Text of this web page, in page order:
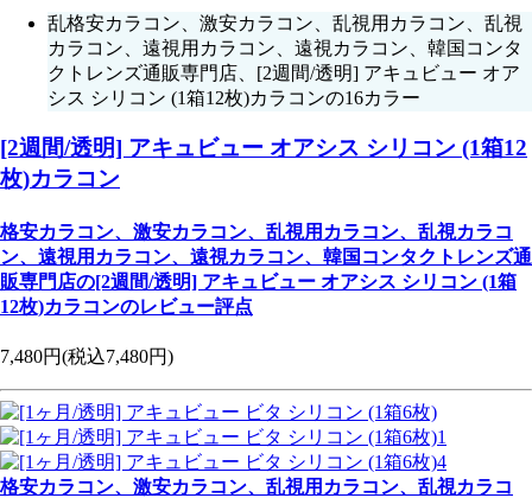
乱格安カラコン、激安カラコン、乱視用カラコン、乱視
カラコン、遠視用カラコン、遠視カラコン、韓国コンタ
クトレンズ通販専門店、[2週間/透明] アキュビュー オア
シス シリコン (1箱12枚)カラコンの16カラー
[2週間/透明] アキュビュー オアシス シリコン (1箱12
枚)カラコン
格安カラコン、激安カラコン、乱視用カラコン、乱視カラコ
ン、遠視用カラコン、遠視カラコン、韓国コンタクトレンズ通
販専門店の[2週間/透明] アキュビュー オアシス シリコン (1箱
12枚)カラコンのレビュー評点
7,480円(税込7,480円)
格安カラコン、激安カラコン、乱視用カラコン、乱視カラコ